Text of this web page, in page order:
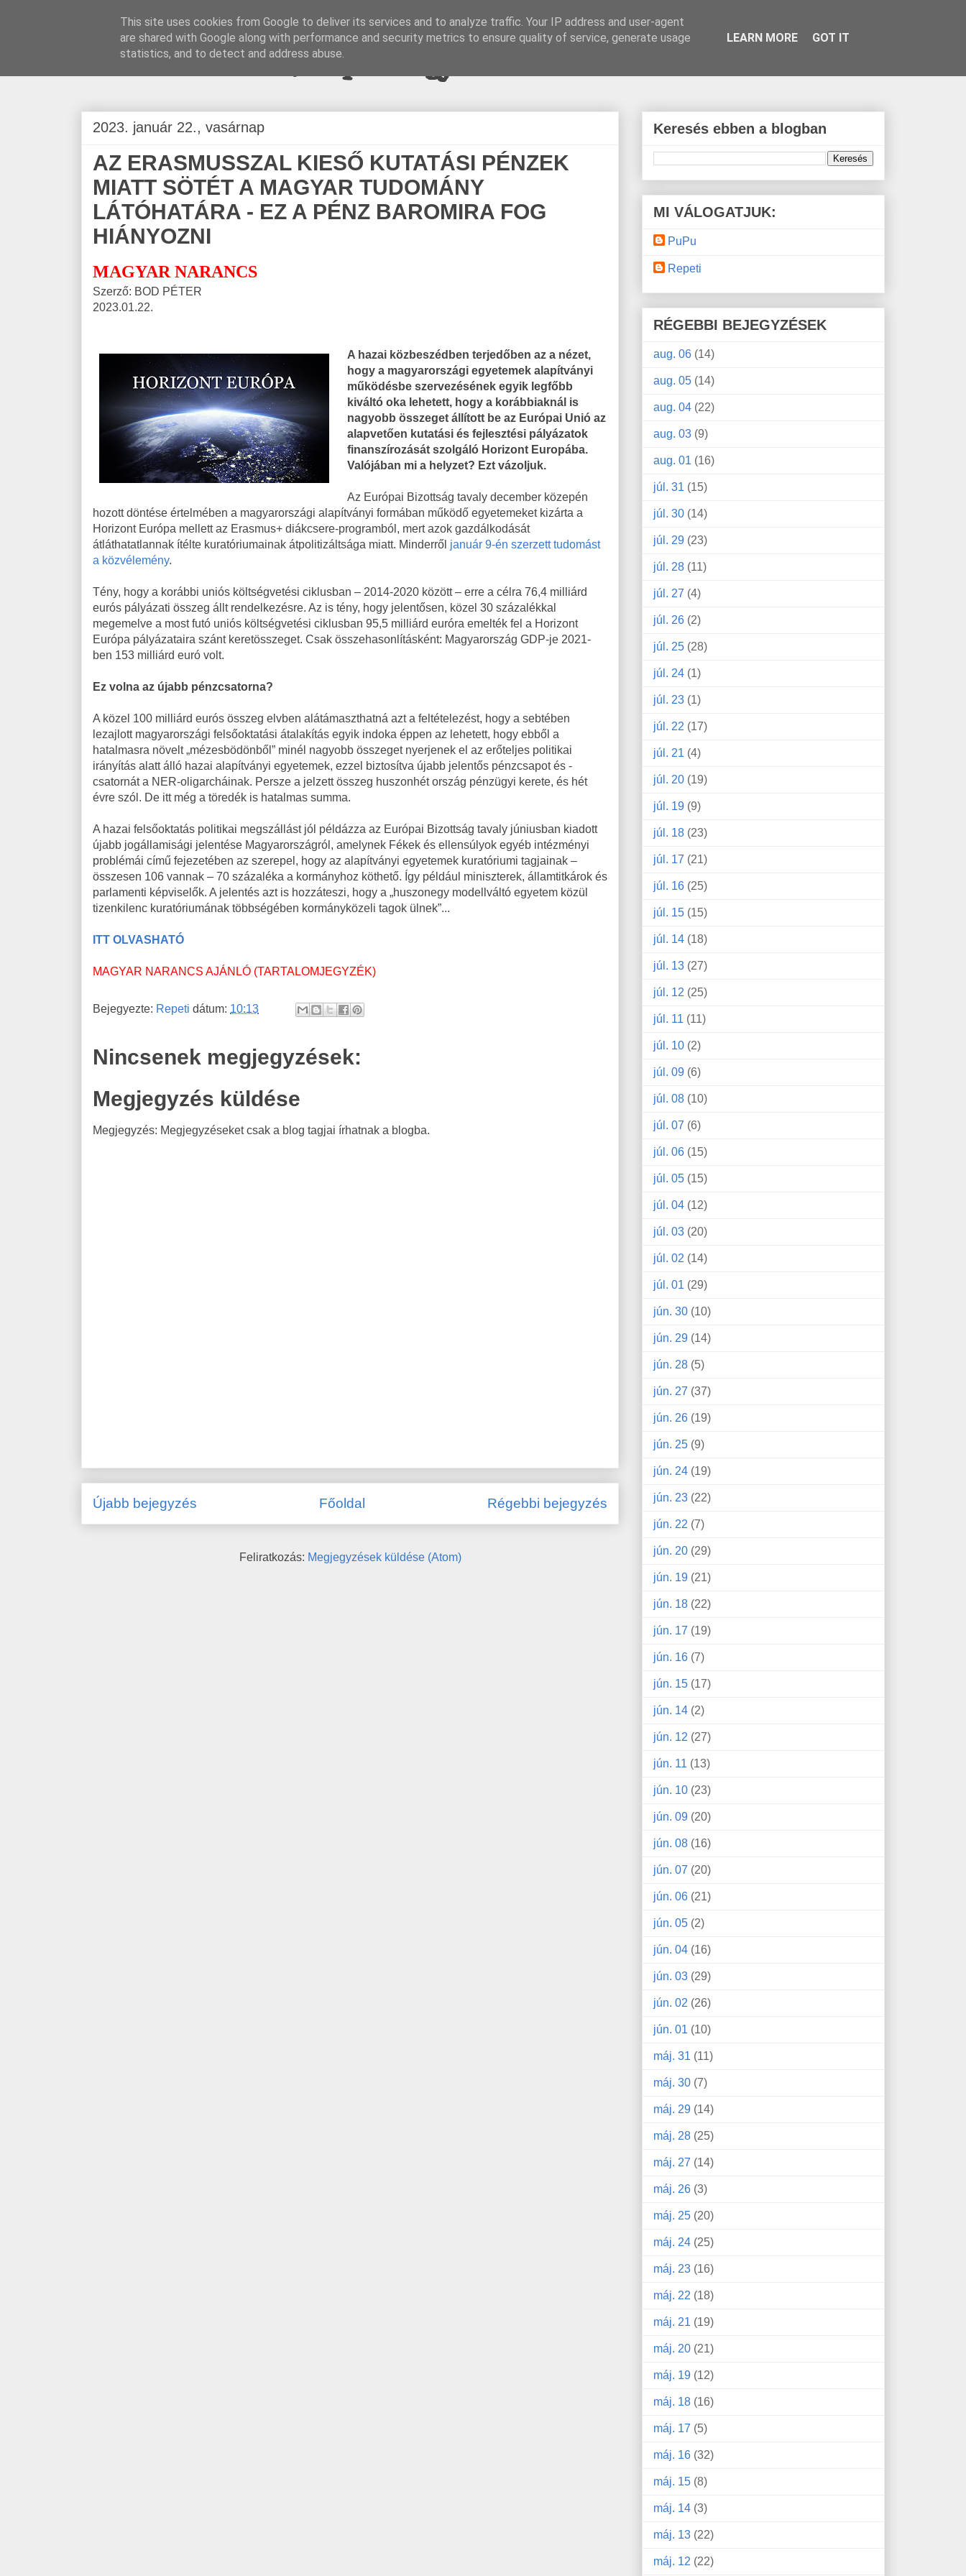
BLOGÁSZAT, napi blogjava
2023. január 22., vasárnap
AZ ERASMUSSZAL KIESŐ KUTATÁSI PÉNZEK
MIATT SÖTÉT A MAGYAR TUDOMÁNY
LÁTÓHATÁRA - EZ A PÉNZ BAROMIRA FOG
HIÁNYOZNI
MAGYAR NARANCS
Szerző: BOD PÉTER
2023.01.22.
A hazai közbeszédben terjedőben az a nézet,
hogy a magyarországi egyetemek alapítványi
működésbe szervezésének egyik legfőbb
kiváltó oka lehetett, hogy a korábbiaknál is
nagyobb összeget állított be az Európai Unió az
alapvetően kutatási és fejlesztési pályázatok
finanszírozását szolgáló Horizont Europába.
Valójában mi a helyzet? Ezt vázoljuk.
Az Európai Bizottság tavaly december közepén
hozott döntése értelmében a magyarországi alapítványi formában működő egyetemeket kizárta a
Horizont Európa mellett az Erasmus+ diákcsere-programból, mert azok gazdálkodását
átláthatatlannak ítélte kuratóriumainak átpolitizáltsága miatt. Minderről január 9-én szerzett tudomást
a közvélemény.
Tény, hogy a korábbi uniós költségvetési ciklusban – 2014-2020 között – erre a célra 76,4 milliárd
eurós pályázati összeg állt rendelkezésre. Az is tény, hogy jelentősen, közel 30 százalékkal
megemelve a most futó uniós költségvetési ciklusban 95,5 milliárd euróra emelték fel a Horizont
Európa pályázataira szánt keretösszeget. Csak összehasonlításként: Magyarország GDP-je 2021-
ben 153 milliárd euró volt.
Ez volna az újabb pénzcsatorna?
A közel 100 milliárd eurós összeg elvben alátámaszthatná azt a feltételezést, hogy a sebtében
lezajlott magyarországi felsőoktatási átalakítás egyik indoka éppen az lehetett, hogy ebből a
hatalmasra növelt „mézesbödönből” minél nagyobb összeget nyerjenek el az erőteljes politikai
irányítás alatt álló hazai alapítványi egyetemek, ezzel biztosítva újabb jelentős pénzcsapot és -
csatornát a NER-oligarcháinak. Persze a jelzett összeg huszonhét ország pénzügyi kerete, és hét
évre szól. De itt még a töredék is hatalmas summa.
A hazai felsőoktatás politikai megszállást jól példázza az Európai Bizottság tavaly júniusban kiadott
újabb jogállamisági jelentése Magyarországról, amelynek Fékek és ellensúlyok egyéb intézményi
problémái című fejezetében az szerepel, hogy az alapítványi egyetemek kuratóriumi tagjainak –
összesen 106 vannak – 70 százaléka a kormányhoz köthető. Így például miniszterek, államtitkárok és
parlamenti képviselők. A jelentés azt is hozzáteszi, hogy a „huszonegy modellváltó egyetem közül
tizenkilenc kuratóriumának többségében kormányközeli tagok ülnek”...
ITT OLVASHATÓ
MAGYAR NARANCS AJÁNLÓ (TARTALOMJEGYZÉK)
Bejegyezte: Repeti dátum: 10:13
Nincsenek megjegyzések:
Megjegyzés küldése
Megjegyzés: Megjegyzéseket csak a blog tagjai írhatnak a blogba.
Újabb bejegyzés Régebbi bejegyzés
Főoldal
Feliratkozás: Megjegyzések küldése (Atom)
Keresés ebben a blogban
MI VÁLOGATJUK:
PuPu
Repeti
RÉGEBBI BEJEGYZÉSEK
aug. 06 (14)
aug. 05 (14)
aug. 04 (22)
aug. 03 (9)
aug. 01 (16)
júl. 31 (15)
júl. 30 (14)
júl. 29 (23)
júl. 28 (11)
júl. 27 (4)
júl. 26 (2)
júl. 25 (28)
júl. 24 (1)
júl. 23 (1)
júl. 22 (17)
júl. 21 (4)
júl. 20 (19)
júl. 19 (9)
júl. 18 (23)
júl. 17 (21)
júl. 16 (25)
júl. 15 (15)
júl. 14 (18)
júl. 13 (27)
júl. 12 (25)
júl. 11 (11)
júl. 10 (2)
júl. 09 (6)
júl. 08 (10)
júl. 07 (6)
júl. 06 (15)
júl. 05 (15)
júl. 04 (12)
júl. 03 (20)
júl. 02 (14)
júl. 01 (29)
jún. 30 (10)
jún. 29 (14)
jún. 28 (5)
jún. 27 (37)
jún. 26 (19)
jún. 25 (9)
jún. 24 (19)
jún. 23 (22)
jún. 22 (7)
jún. 20 (29)
jún. 19 (21)
jún. 18 (22)
jún. 17 (19)
jún. 16 (7)
jún. 15 (17)
jún. 14 (2)
jún. 12 (27)
jún. 11 (13)
jún. 10 (23)
jún. 09 (20)
jún. 08 (16)
jún. 07 (20)
jún. 06 (21)
jún. 05 (2)
jún. 04 (16)
jún. 03 (29)
jún. 02 (26)
jún. 01 (10)
máj. 31 (11)
máj. 30 (7)
máj. 29 (14)
máj. 28 (25)
máj. 27 (14)
máj. 26 (3)
máj. 25 (20)
máj. 24 (25)
máj. 23 (16)
máj. 22 (18)
máj. 21 (19)
máj. 20 (21)
máj. 19 (12)
máj. 18 (16)
máj. 17 (5)
máj. 16 (32)
máj. 15 (8)
máj. 14 (3)
máj. 13 (22)
máj. 12 (22)
This site uses cookies from Google to deliver its services and to analyze traffic. Your IP address and user-agent
are shared with Google along with performance and security metrics to ensure quality of service, generate usage
statistics, and to detect and address abuse.
LEARN MORE GOT IT